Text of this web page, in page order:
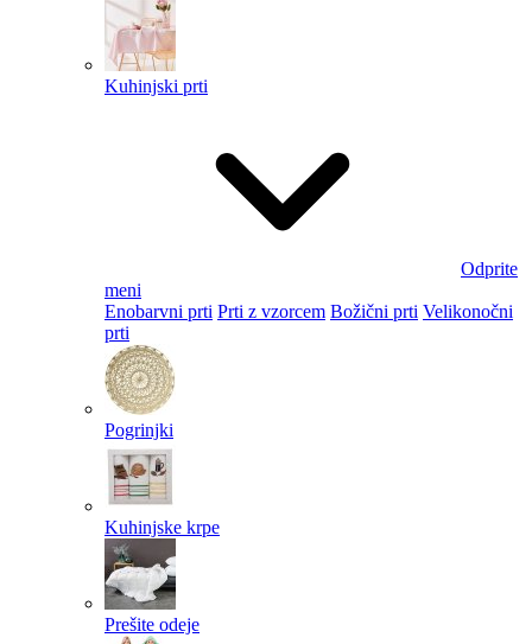
Kuhinjski prti
Odprite
meni
Enobarvni prti Prti z vzorcem Božični prti Velikonočni
prti​
Pogrinjki
Kuhinjske krpe
Prešite odeje